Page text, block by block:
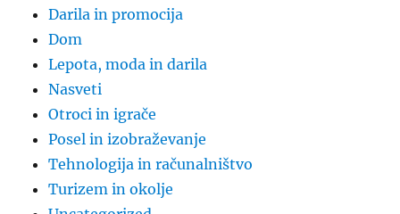
Darila in promocija
Dom
Lepota, moda in darila
Nasveti
Otroci in igrače
Posel in izobraževanje
Tehnologija in računalništvo
Turizem in okolje